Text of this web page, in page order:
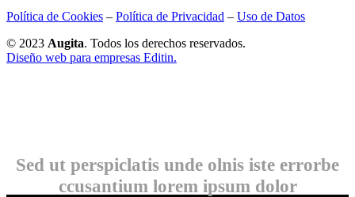
Política de Cookies – Política de Privacidad – Uso de Datos
© 2023 Augita. Todos los derechos reservados.
Diseño web para empresas Editin.
Sed ut perspiclatis unde olnis iste errorbe
ccusantium lorem ipsum dolor